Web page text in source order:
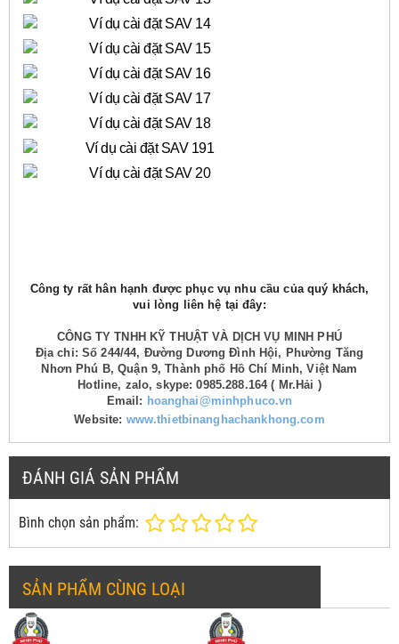
Công ty rất hân hạnh được phục vụ nhu cầu của quý khách,
vui lòng liên hệ tại đây:
CÔNG TY TNHH KỸ THUẬT VÀ DỊCH VỤ MINH PHÚ
Địa chỉ: Số 244/44, Đường Dương Đình Hội, Phường Tăng
Nhơn Phú B, Quận 9, Thành phố Hồ Chí Minh, Việt Nam
Hotline, zalo, skype: 0985.288.164 ( Mr.Hải )
Email: hoanghai@minhphuco.vn
Website: www.thietbinanghachankhong.com
ĐÁNH GIÁ SẢN PHẨM
Bình chọn sản phẩm:
SẢN PHẨM CÙNG LOẠI